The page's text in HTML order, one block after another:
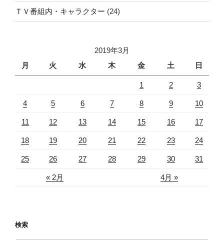
ＴＶ番組内・キャラクター (24)
2019年3月
月
火 水 木 金 土 日
« 2月 4月 »
1 2 3
4 5 6 7 8 9 10
11 12 13 14 15 16 17
18 19 20 21 22 23 24
25 26 27 28 29 30 31
検索